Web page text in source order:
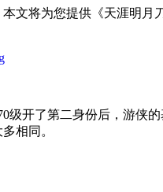
文将为您提供《天涯明
开了第二身份后，游侠
相同。